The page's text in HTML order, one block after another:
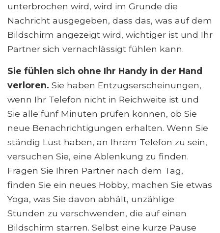
unterbrochen wird, wird im Grunde die
Nachricht ausgegeben, dass das, was auf dem
Bildschirm angezeigt wird, wichtiger ist und Ihr
Partner sich vernachlässigt fühlen kann.
Sie fühlen sich ohne Ihr Handy in der Hand
verloren. Sie haben Entzugserscheinungen,
wenn Ihr Telefon nicht in Reichweite ist und
Sie alle fünf Minuten prüfen können, ob Sie
neue Benachrichtigungen erhalten. Wenn Sie
ständig Lust haben, an Ihrem Telefon zu sein,
versuchen Sie, eine Ablenkung zu finden.
Fragen Sie Ihren Partner nach dem Tag,
finden Sie ein neues Hobby, machen Sie etwas
Yoga, was Sie davon abhält, unzählige
Stunden zu verschwenden, die auf einen
Bildschirm starren. Selbst eine kurze Pause